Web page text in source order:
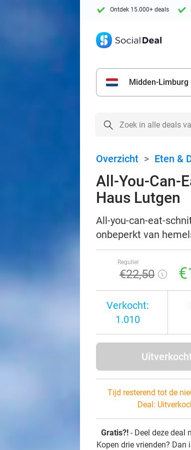
Ontdek 15.000+ deals
Midden-Limburg
Overzicht > Eten &
All-You-Can-
Haus Lutgen
All-you-can-eat-
onbeperkt van
Regulier
€22,50
Verkocht:
1.010
Tijd resterend tot de
Deal:
Gratis?! - Deel deze deal
Kopen drie vrienden? Dan